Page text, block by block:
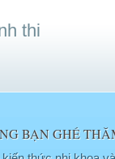
thi
BẠN GHÉ